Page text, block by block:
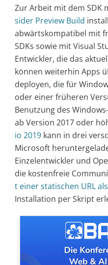
Zur Arbeit mit dem SDK
sider Preview Build
abwärtskompatibel mit
SDKs sowie mit Visual
Entwickler, die das
können weiterhin Apps
deployen, die für
oder einer früheren
Benutzung des
ab Version 2017 oder
io 2019 kann in drei
Microsoft
Einzelentwickler und
die kostenfreie
t einer statischen URL
Installation per Skript